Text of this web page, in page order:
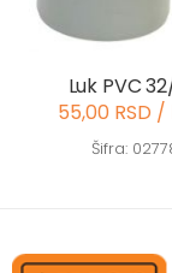
Luk PVC
55,00 RSD
Šifra: